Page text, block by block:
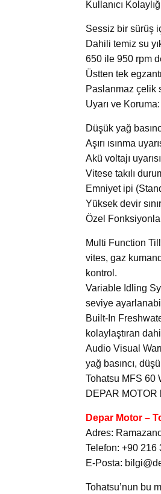
Kullanıcı
Sessiz bir sürüş
Dahili temiz su
650 ile 950 rpm
Üstten tek
Paslanmaz çelik
Uyarı ve Koruma:
Düşük yağ
Aşırı ısınma
Akü voltajı
Vitese takılı
Emniyet ipi
Yüksek devir
Özel
Multi Function
vites, gaz
kontrol.
Variable Idling
seviye
Built-In
kolaylaştıran
Audio Visual
yağ basıncı,
Tohatsu MFS 60
DEPAR MOTOR
Depar Motor –
Adres:
Telefon: +90 216
E-Posta:
Tohatsu’nun bu